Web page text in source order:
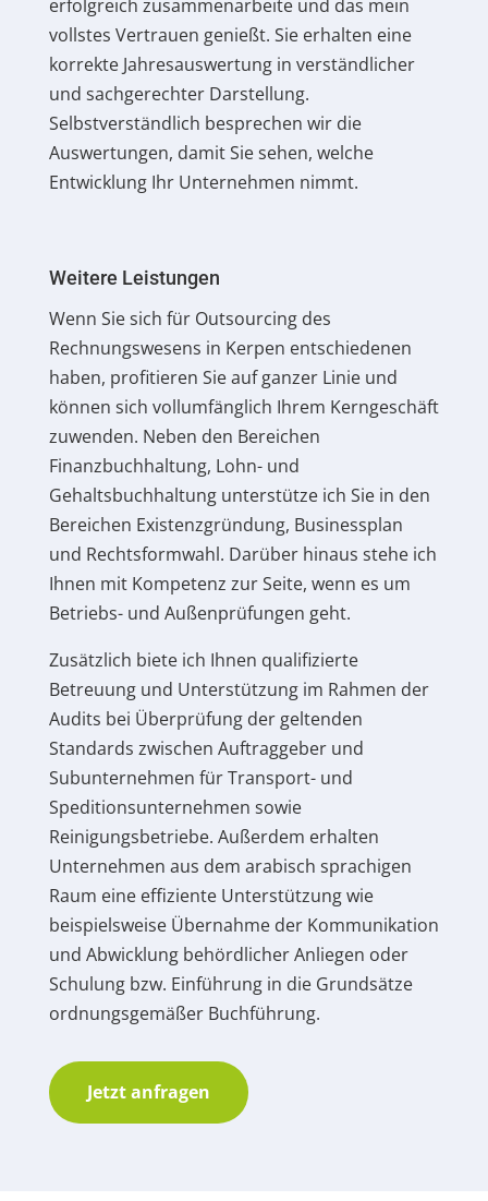
erfolgreich zusammenarbeite und das mein
vollstes Vertrauen genießt. Sie erhalten eine
korrekte Jahresauswertung in verständlicher
und sachgerechter Darstellung.
Selbstverständlich besprechen wir die
Auswertungen, damit Sie sehen, welche
Entwicklung Ihr Unternehmen nimmt.
Weitere Leistungen
Wenn Sie sich für Outsourcing des
Rechnungswesens in Kerpen entschiedenen
haben, profitieren Sie auf ganzer Linie und
können sich vollumfänglich Ihrem Kerngeschäft
zuwenden. Neben den Bereichen
Finanzbuchhaltung, Lohn- und
Gehaltsbuchhaltung unterstütze ich Sie in den
Bereichen Existenzgründung, Businessplan
und Rechtsformwahl. Darüber hinaus stehe ich
Ihnen mit Kompetenz zur Seite, wenn es um
Betriebs- und Außenprüfungen geht.
Zusätzlich biete ich Ihnen qualifizierte
Betreuung und Unterstützung im Rahmen der
Audits bei Überprüfung der geltenden
Standards zwischen Auftraggeber und
Subunternehmen für Transport- und
Speditionsunternehmen sowie
Reinigungsbetriebe. Außerdem erhalten
Unternehmen aus dem arabisch sprachigen
Raum eine effiziente Unterstützung wie
beispielsweise Übernahme der Kommunikation
und Abwicklung behördlicher Anliegen oder
Schulung bzw. Einführung in die Grundsätze
ordnungsgemäßer Buchführung.
Jetzt anfragen